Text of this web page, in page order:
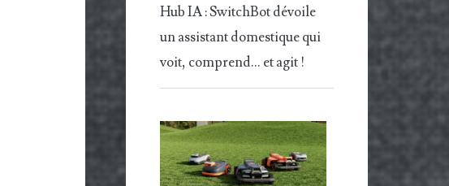
Hub IA : SwitchBot dévoile
un assistant domestique qui
voit, comprend… et agit !